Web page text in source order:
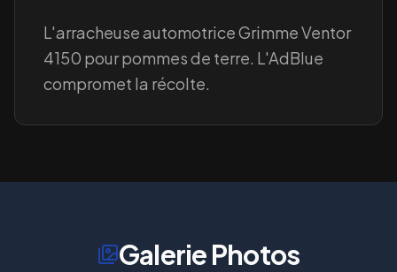
L'arracheuse automotrice Grimme Ventor
4150 pour pommes de terre. L'AdBlue
compromet la récolte.
Galerie Photos